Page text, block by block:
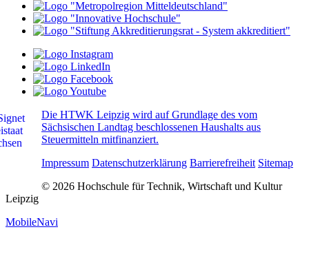
Die HTWK Leipzig wird auf Grundlage des vom
Sächsischen Landtag beschlossenen Haushalts aus
Steuermitteln mitfinanziert.
Impressum Datenschutzerklärung Barrierefreiheit Sitemap
© 2026 Hochschule für Technik, Wirtschaft und Kultur
Leipzig
MobileNavi